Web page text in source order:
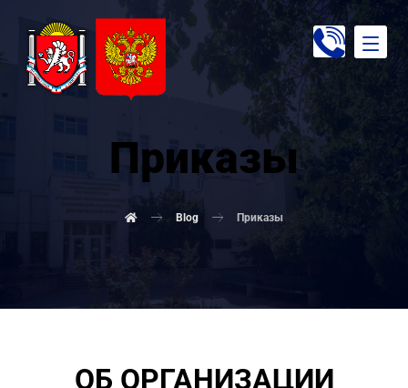
Приказы
Blog Приказы
ОБ ОРГАНИЗАЦИИ